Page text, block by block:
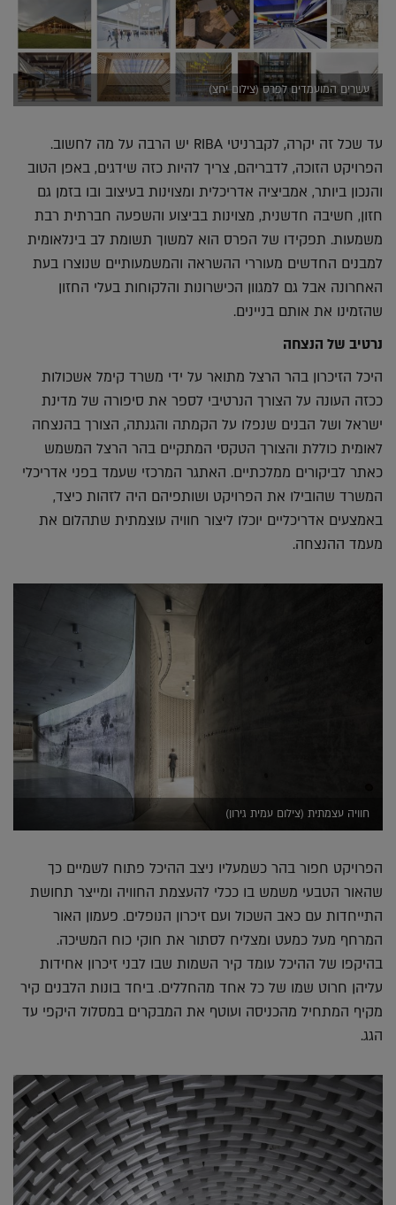
עשרים המועמדים לפרס (צילום יחצ)
עד שכל זה יקרה, לקברניטי RIBA יש הרבה על מה לחשוב.
הפרויקט הזוכה, לדבריהם, צריך להיות כזה שידגים, באפן הטוב
והנכון ביותר, אמביציה אדריכלית ומצוינות בעיצוב ובו בזמן גם
חזון, חשיבה חדשנית, מצוינות בביצוע והשפעה חברתית רבת
משמעות. תפקידו של הפרס הוא למשוך תשומת לב בינלאומית
למבנים החדשים מעוררי ההשראה והמשמעותיים שנוצרו בעת
האחרונה אבל גם למגוון הכישרונות והלקוחות בעלי החזון
שהזמינו את אותם בניינים.
נרטיב של הנצחה
היכל הזיכרון בהר הרצל מתואר על ידי משרד קימל אשכולות
ככזה העונה על הצורך הנרטיבי לספר את סיפורה של מדינת
ישראל ושל הבנים שנפלו על הקמתה והגנתה, הצורך בהנצחה
לאומית כוללת והצורך הטקסי המתקיים בהר הרצל המשמש
כאתר לביקורים ממלכתיים. האתגר המרכזי שעמד בפני אדריכלי
המשרד שהובילו את הפרויקט ושותפיהם היה לזהות כיצד,
באמצעים אדריכליים יוכלו ליצור חוויה עוצמתית שתהלום את
מעמד ההנצחה.
חוויה עצמתית (צילום עמית גירון)
הפרויקט חפור בהר כשמעליו ניצב ההיכל פתוח לשמיים כך
שהאור הטבעי משמש בו ככלי להעצמת החוויה ומייצר תחושת
התייחדות עם כאב השכול ועם זיכרון הנופלים. פעמון האור
המרחף מעל כמעט ומצליח לסתור את חוקי כוח המשיכה.
בהיקפו של ההיכל עומד קיר השמות שבו לבני זיכרון אחידות
עליהן חרוט שמו של כל אחד מהחללים. ביחד בונות הלבנים קיר
מקיף המתחיל מהכניסה ועוטף את המבקרים במסלול היקפי עד
הגג.